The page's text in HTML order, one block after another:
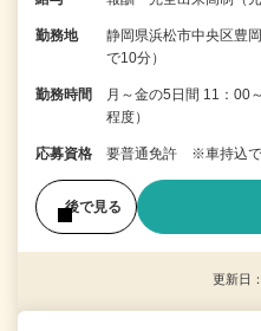
勤務地
静岡県浜松市中央区豊
で10分）
勤務時間
月～金の5日間 11：00
程度）
応募資格 要普通免許 ※車持込
後で見る
更新日